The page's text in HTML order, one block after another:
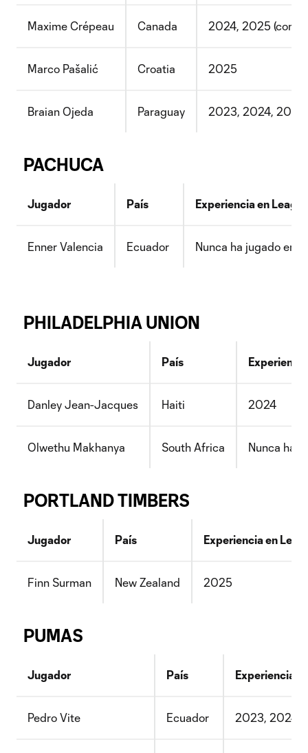
Maxime Crépeau Canada 2024, 2025 (con
Marco Pašalić Croatia 2025
Braian Ojeda Paraguay 2023, 2024, 2025
PACHUCA
Jugador País Experiencia en
Enner Valencia Ecuador Nunca ha jugado en
PHILADELPHIA UNION
Jugador País
Danley Jean-Jacques Haiti 2024
Olwethu Makhanya South Africa Nunca ha
PORTLAND TIMBERS
Jugador País Experiencia en
Finn Surman New Zealand 2025
PUMAS
Jugador País Experiencia
Pedro Vite Ecuador 2023, 2024